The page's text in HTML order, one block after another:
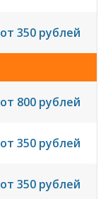
от 350 рублей
от 800 рублей
от 350 рублей
от 350 рублей